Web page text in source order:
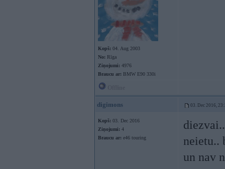
Kopš: 04. Aug 2003
No: Rīga
Ziņojumi: 4976
Braucu ar: BMW E90 330i
digimons 03. Dec 2016,
Kopš: 03. Dec 2016
Ziņojumi: 4
Braucu ar: e46 touring
neietu..
un nav